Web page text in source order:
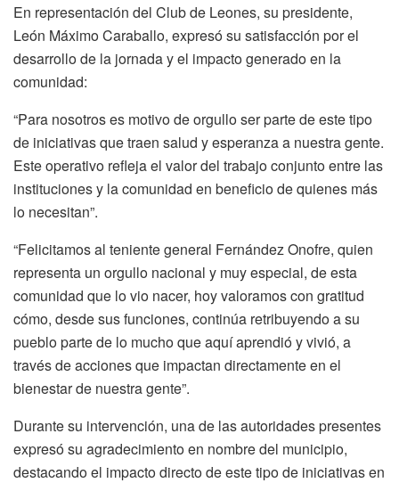
En representación del Club de Leones, su presidente,
León Máximo Caraballo, expresó su satisfacción por el
desarrollo de la jornada y el impacto generado en la
comunidad:
“Para nosotros es motivo de orgullo ser parte de este tipo
de iniciativas que traen salud y esperanza a nuestra gente.
Este operativo refleja el valor del trabajo conjunto entre las
instituciones y la comunidad en beneficio de quienes más
lo necesitan”.
“Felicitamos al teniente general Fernández Onofre, quien
representa un orgullo nacional y muy especial, de esta
comunidad que lo vio nacer, hoy valoramos con gratitud
cómo, desde sus funciones, continúa retribuyendo a su
pueblo parte de lo mucho que aquí aprendió y vivió, a
través de acciones que impactan directamente en el
bienestar de nuestra gente”.
Durante su intervención, una de las autoridades presentes
expresó su agradecimiento en nombre del municipio,
destacando el impacto directo de este tipo de iniciativas en